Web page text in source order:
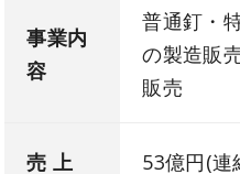
事業内
容
普通釘・
の製造販
販売
売 上
53億円(